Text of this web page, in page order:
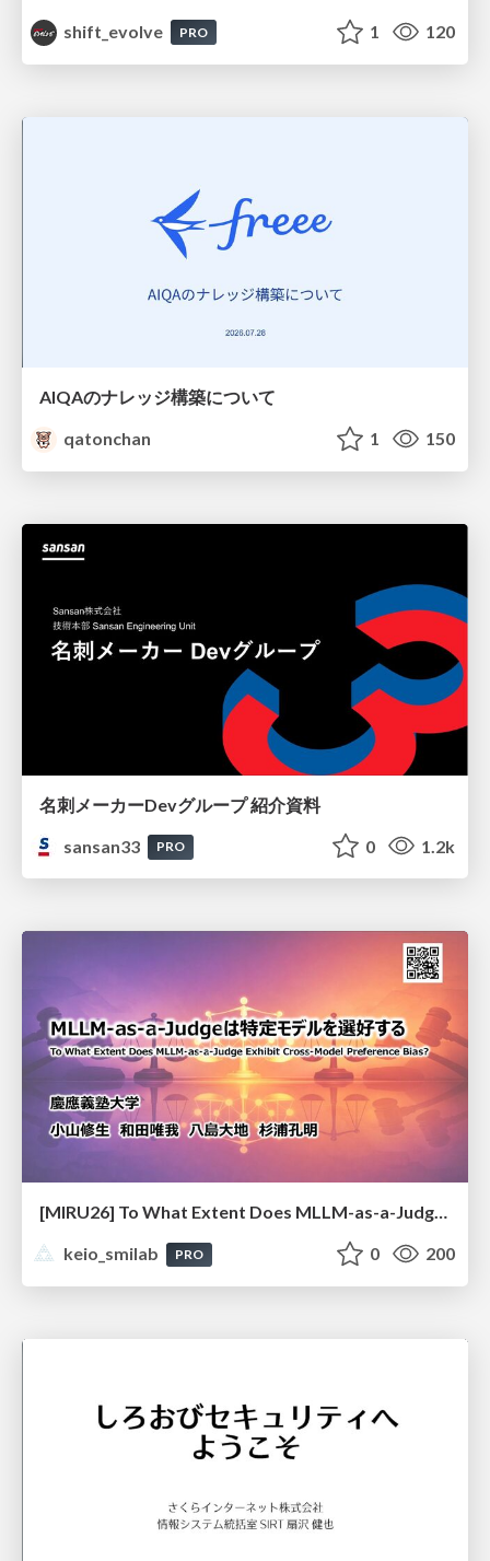
shift_evolve PRO 1 120
AIQAのナレッジ構築について
qatonchan
1 150
名刺メーカーDevグループ 紹介資料
sansan33
PRO 0 1.2k
[MIRU26] To What Extent Does MLLM-as-a-Judge Exhibit Cross-Model Preference Bias?
keio_smilab
PRO 0 200